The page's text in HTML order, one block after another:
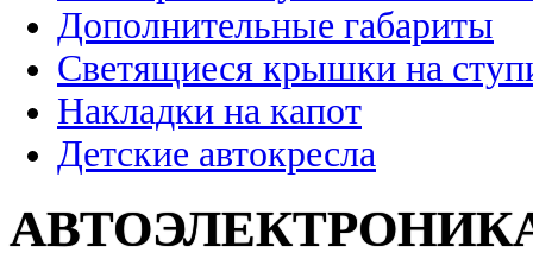
Дополнительные габариты
Светящиеся крышки на
Накладки на капот
Детские автокресла